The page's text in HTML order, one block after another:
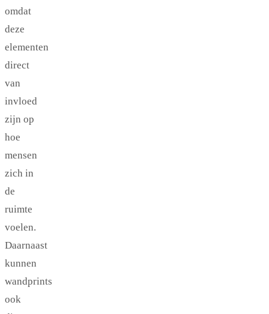
omdat
deze
elementen
direct
van
invloed
zijn op
hoe
mensen
zich in
de
ruimte
voelen.
Daarnaast
kunnen
wandprints
ook